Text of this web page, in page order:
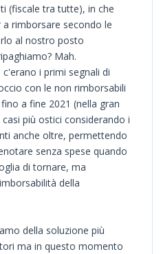
(fiscale tra tutte), in che
rimborsare secondo le
al nostro posto
Mah.
i primi segnali di
con le non rimborsabili
a fine 2021 (nella gran
più ostici considerando i
anche oltre, permettendo
senza spese quando
di tornare, ma
della
della soluzione più
ma in questo momento